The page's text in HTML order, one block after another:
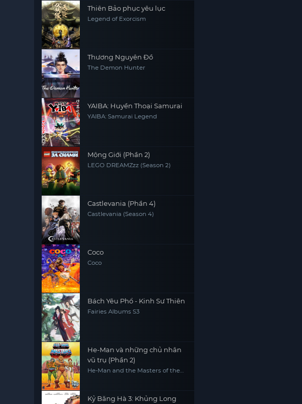
Thiên Bảo phục yêu lục
Legend of Exorcism
Thương Nguyên Đồ
The Demon Hunter
YAIBA: Huyền Thoại Samurai
YAIBA: Samurai Legend
Mộng Giới (Phần 2)
LEGO DREAMZzz (Season 2)
Castlevania (Phần 4)
Castlevania (Season 4)
Coco
Coco
Bách Yêu Phổ - Kinh Sư Thiên
Fairies Albums S3
He-Man và những chủ nhân
vũ trụ (Phần 2)
He-Man and the Masters of the
Kỷ Băng Hà 3: Khủng Long